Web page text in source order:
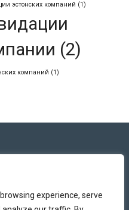
experience, serve
эстонских компаний (1)
(2)
компаний (1)